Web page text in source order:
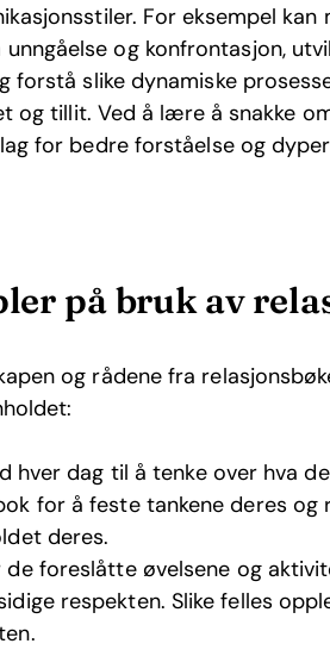
For eksempel
og konfrontasjon,
forstå slike dynamiske
og tillit. Ved å lære å snakke
for bedre forståelse og
på bruk av
og rådene fra
hver dag til å tenke over hva
for å feste tankene deres og
deres.
de foreslåtte øvelsene og
respekten. Slike felles